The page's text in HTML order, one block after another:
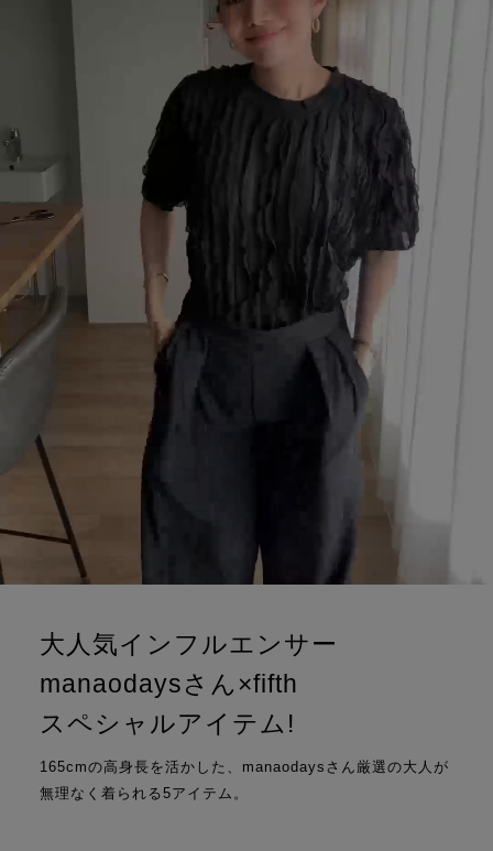
大人気インフルエンサー
manaodaysさん×fifth
スペシャルアイテム!
165cmの高身長を活かした、manaodaysさん厳選の大人が
無理なく着られる5アイテム。